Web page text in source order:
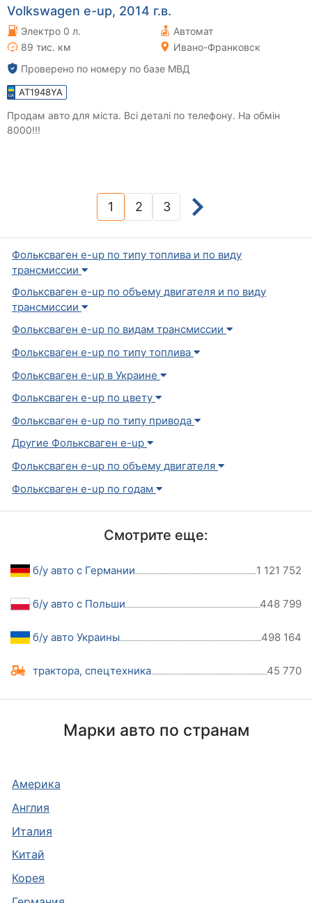
Volkswagen e-up, 2014 г.в.
Электро 0 л.
Автомат
89 тис. км
Ивано-Франковск
Проверено по номеру по базе МВД
AT1948YA
Продам авто для міста. Всі деталі по телефону. На обмін
8000!!!
1(current)
2 3
Фольксваген e-up по типу топлива и по виду
трансмиссии
Фольксваген e-up по объему двигателя и по виду
трансмиссии
Фольксваген e-up по видам трансмиссии
Фольксваген e-up по типу топлива
Фольксваген e-up в Украине
Фольксваген e-up по цвету
Фольксваген e-up по типу привода
Другие Фольксваген e-up
Фольксваген e-up по объему двигателя
Фольксваген e-up по годам
Смотрите еще:
б/у авто с Германии 1 121 752
б/у авто с Польши 448 799
б/у авто Украины 498 164
трактора, спецтехника 45 770
Марки авто по странам
Америка
Англия
Италия
Китай
Корея